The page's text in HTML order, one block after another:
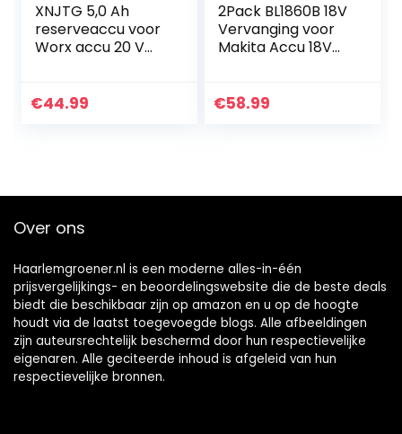
XNJTG 5,0 Ah
reserveaccu voor
Worx accu 20 V
WA3553.2 WA3556,
€44.99
2Pack BL1860B 18V
Vervanging voor
Makita Accu 18V
BL1840 BL1830B
€58.99
Over ons
Haarlemgroener.nl is een moderne alles-in-één
prijsvergelijkings- en beoordelingswebsite die de beste deals
biedt die beschikbaar zijn op amazon en u op de hoogte
houdt via de laatst toegevoegde blogs. Alle afbeeldingen
zijn auteursrechtelijk beschermd door hun respectievelijke
eigenaren. Alle geciteerde inhoud is afgeleid van hun
respectievelijke bronnen.